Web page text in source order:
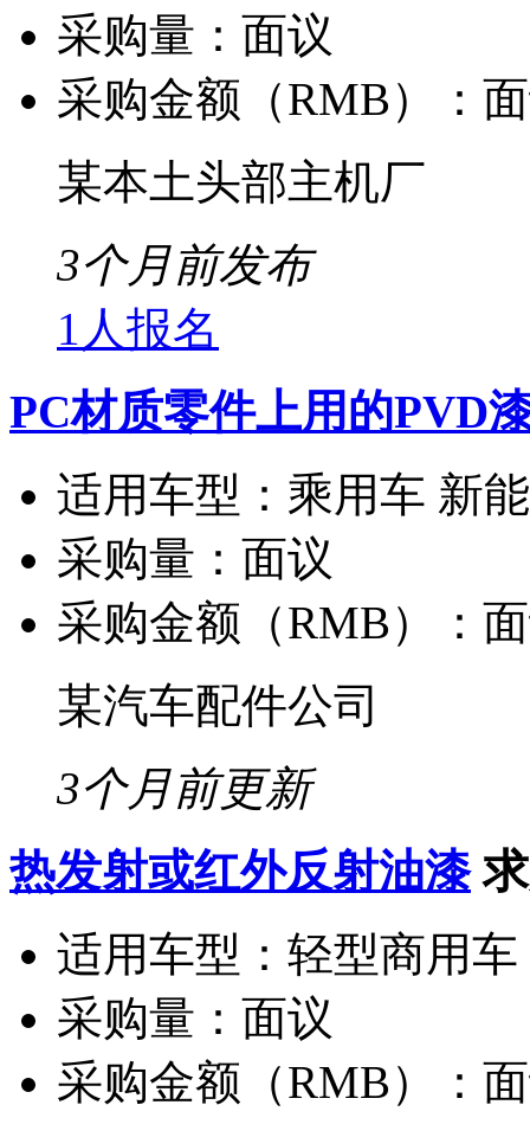
采购量： 面议
采购金额（RMB）：
某本土头部主机厂
3个月前发布
1人报名
PC材质零件上用的PVD
适用车型： 乘用车 新
采购量： 面议
采购金额（RMB）：
某汽车配件公司
3个月前更新
热发射或红外反射油漆
适用车型： 轻型商用车
采购量： 面议
采购金额（RMB）：